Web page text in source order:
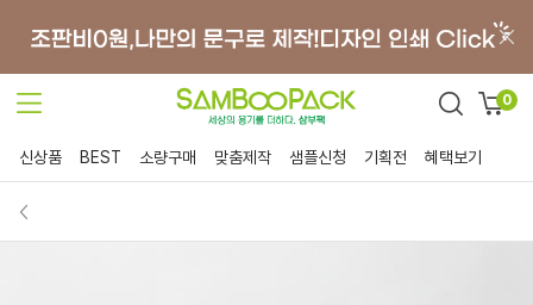
0
신상품 BEST 소량구매 맞춤제작 샘플신청 기획전 혜택보기